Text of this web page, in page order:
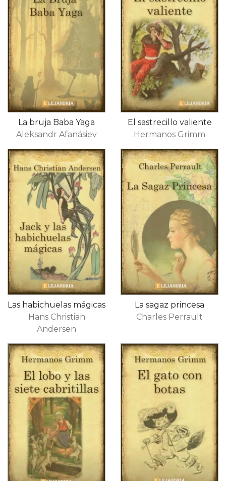
La bruja Baba Yaga
Aleksandr Afanásiev
El sastrecillo valiente
Hermanos Grimm
Las habichuelas mágicas
Hans Christian
Andersen
La sagaz princesa
Charles Perrault